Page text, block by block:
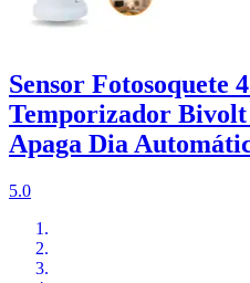
Sensor Fotosoquete
Temporizador Bivolt
Apaga Dia
5.0